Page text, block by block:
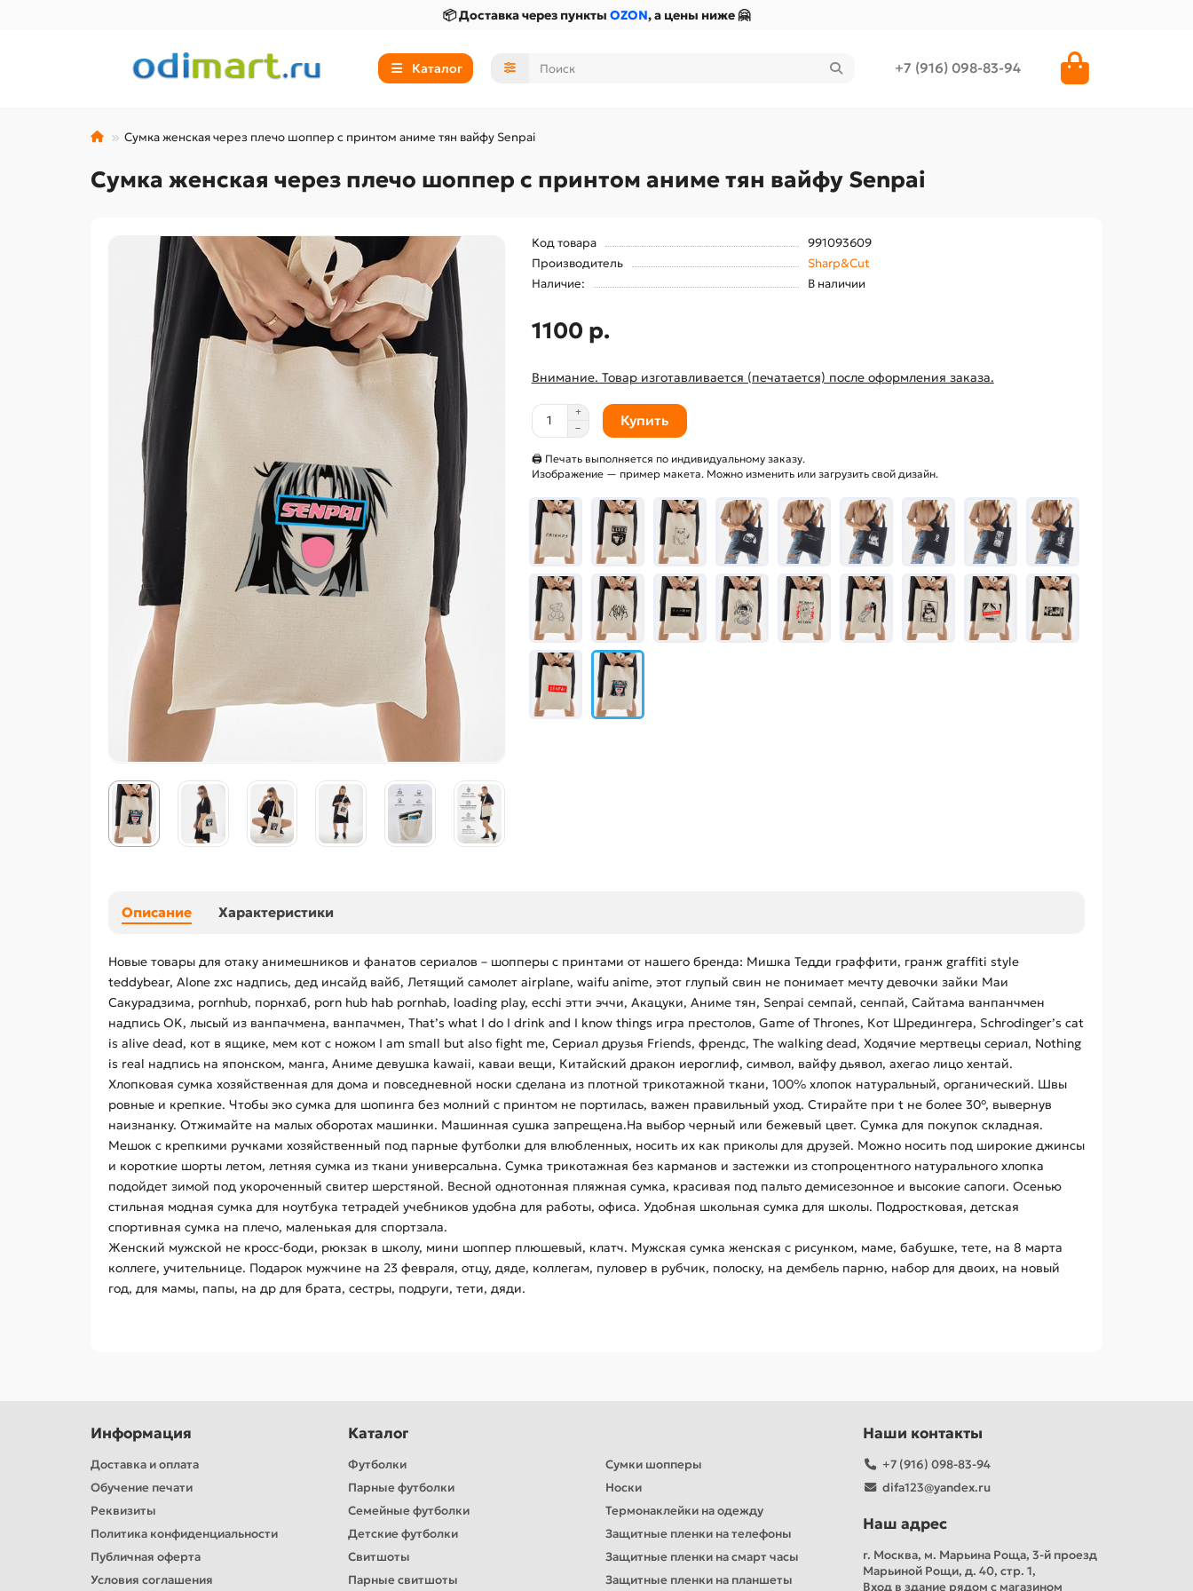
📦 Доставка через пункты OZON, а цены ниже 🤗
Каталог +7 (916) 098-83-94
Сумка женская через плечо шоппер с принтом аниме тян вайфу Senpai
Сумка женская через плечо шоппер с принтом аниме тян вайфу Senpai
Код товара
991093609
Производитель
Sharp&Cut
Наличие:
В наличии
1100 р.
Внимание. Товар изготавливается (печатается) после оформления заказа.
Купить
🖨 Печать выполняется по индивидуальному заказу.
Изображение — пример макета. Можно изменить или загрузить свой дизайн.
Описание Характеристики
Новые товары для отаку анимешников и фанатов сериалов – шопперы с принтами от нашего бренда: Мишка Тедди граффити, гранж graffiti style
teddybear, Alone zxc надпись, дед инсайд вайб, Летящий самолет airplane, waifu anime, этот глупый свин не понимает мечту девочки зайки Маи
Сакурадзима, pornhub, порнхаб, porn hub hab pornhab, loading play, ecchi этти эччи, Акацуки, Аниме тян, Senpai семпай, сенпай, Сайтама ванпанчмен
надпись OK, лысый из ванпачмена, ванпачмен, That’s what I do I drink and I know things игра престолов, Game of Thrones, Кот Шредингера, Schrodinger’s cat
is alive dead, кот в ящике, мем кот с ножом I am small but also fight me, Сериал друзья Friends, френдс, The walking dead, Ходячие мертвецы сериал, Nothing
is real надпись на японском, манга, Аниме девушка kawaii, каваи вещи, Китайский дракон иероглиф, символ, вайфу дьявол, ахегао лицо хентай.
Хлопковая сумка хозяйственная для дома и повседневной носки сделана из плотной трикотажной ткани, 100% хлопок натуральный, органический. Швы
ровные и крепкие. Чтобы эко сумка для шопинга без молний с принтом не портилась, важен правильный уход. Стирайте при t не более 30°, вывернув
наизнанку. Отжимайте на малых оборотах машинки. Машинная сушка запрещена.На выбор черный или бежевый цвет. Сумка для покупок складная.
Мешок с крепкими ручками хозяйственный под парные футболки для влюбленных, носить их как приколы для друзей. Можно носить под широкие джинсы
и короткие шорты летом, летняя сумка из ткани универсальна. Сумка трикотажная без карманов и застежки из стопроцентного натурального хлопка
подойдет зимой под укороченный свитер шерстяной. Весной однотонная пляжная сумка, красивая под пальто демисезонное и высокие сапоги. Осенью
стильная модная сумка для ноутбука тетрадей учебников удобна для работы, офиса. Удобная школьная сумка для школы. Подростковая, детская
спортивная сумка на плечо, маленькая для спортзала.
Женский мужской не кросс-боди, рюкзак в школу, мини шоппер плюшевый, клатч. Мужская сумка женская с рисунком, маме, бабушке, тете, на 8 марта
коллеге, учительнице. Подарок мужчине на 23 февраля, отцу, дяде, коллегам, пуловер в рубчик, полоску, на дембель парню, набор для двоих, на новый
год, для мамы, папы, на др для брата, сестры, подруги, тети, дяди.
Информация
Доставка и оплата
Обучение печати
Реквизиты
Политика конфиденциальности
Публичная оферта
Условия соглашения
Каталог
Футболки
Парные футболки
Семейные футболки
Детские футболки
Свитшоты
Парные свитшоты
Сумки шопперы
Носки
Термонаклейки на одежду
Защитные пленки на телефоны
Защитные пленки на смарт часы
Защитные пленки на планшеты
Наши контакты
+7 (916) 098-83-94
difa123@yandex.ru
Наш адрес
г. Москва, м. Марьина Роща, 3-й проезд
Марьиной Рощи, д. 40, стр. 1,
Вход в здание рядом с магазином